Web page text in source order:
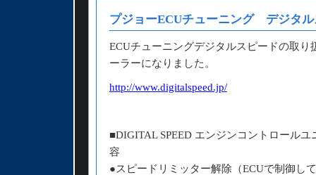
プジョーECUチューニング デジタル
ECUチューニングデジタルスピードの取り
ーラーになりました。
http://www.digitalspeed.jp/
■DIGITAL SPEED エンジンコントロール
容
●スピードリミッター解除（ECUで制御し